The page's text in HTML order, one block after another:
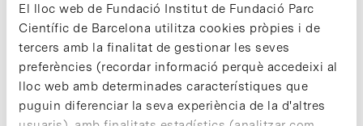
El lloc web de Fundació Institut de Fundació Parc
Científic de Barcelona utilitza cookies pròpies i de
tercers amb la finalitat de gestionar les seves
preferències (recordar informació perquè accedeixi al
lloc web amb determinades característiques que
puguin diferenciar la seva experiència de la d'altres
15 de juliol de 2026
Cuidar el territori és sostenibilitat
29 de juliol de 2026